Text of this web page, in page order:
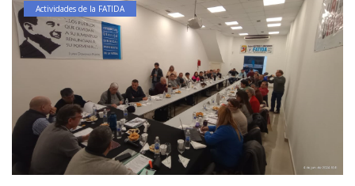
Actividades de la FATIDA